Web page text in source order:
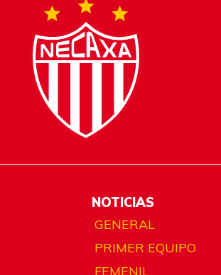
NOTICIAS
GENERAL
PRIMER EQUIPO
FEMENIL